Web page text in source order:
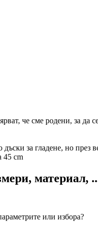
че сме родени, за да
за гладене, но
45 cm
материал,
или избора?